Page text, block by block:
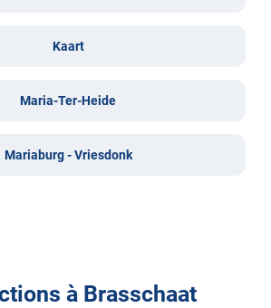
Kaart
Maria-Ter-Heide
Mariaburg - Vriesdonk
à Brasschaat